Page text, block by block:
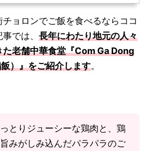
ョロンでご飯を食べるならココ
では、 長年にわたり地元の人々
た老舗中華食堂『Com Ga Dong
）』をご紹介します。
っとりジューシーな鶏肉と、鶏
みがしみ込んだパラパラのご